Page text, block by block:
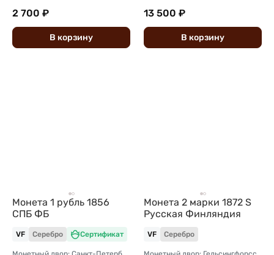
2 700 ₽
В корзину
13 500 ₽
В корзину
Монета 1 рубль 1856
СПБ ФБ
VF Серебро Сертификат
Монета 2 марки 1872 S
Русская Финляндия
VF Серебро